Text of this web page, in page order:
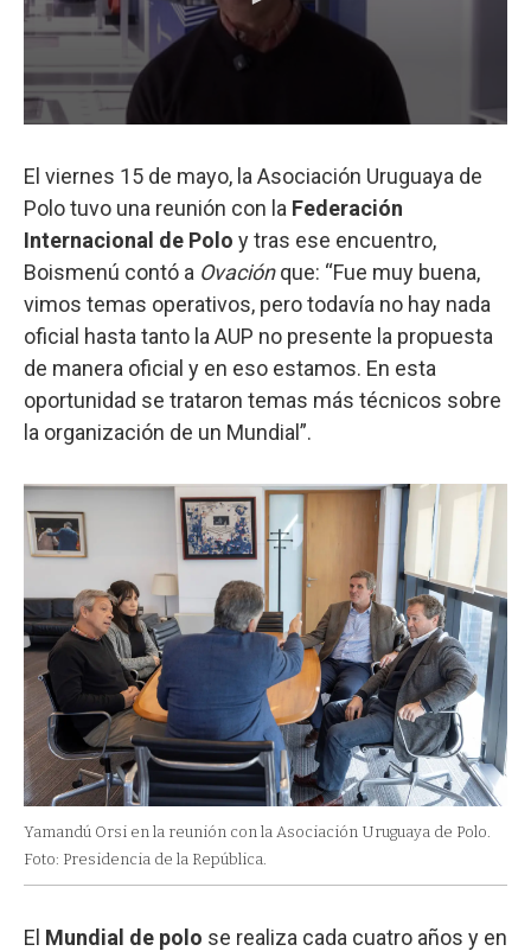
El viernes 15 de mayo, la Asociación Uruguaya de
Polo tuvo una reunión con la Federación
Internacional de Polo y tras ese encuentro,
Boismenú contó a Ovaciónque: “Fue muy buena,
vimos temas operativos, pero todavía no hay nada
oficial hasta tanto la AUP no presente la propuesta
de manera oficial y en eso estamos. En esta
oportunidad se trataron temas más técnicos sobre
la organización de un Mundial”.
Yamandú Orsi en la reunión con la Asociación Uruguaya de Polo.
Foto: Presidencia de la República.
El Mundial de polo se realiza cada cuatro años y en